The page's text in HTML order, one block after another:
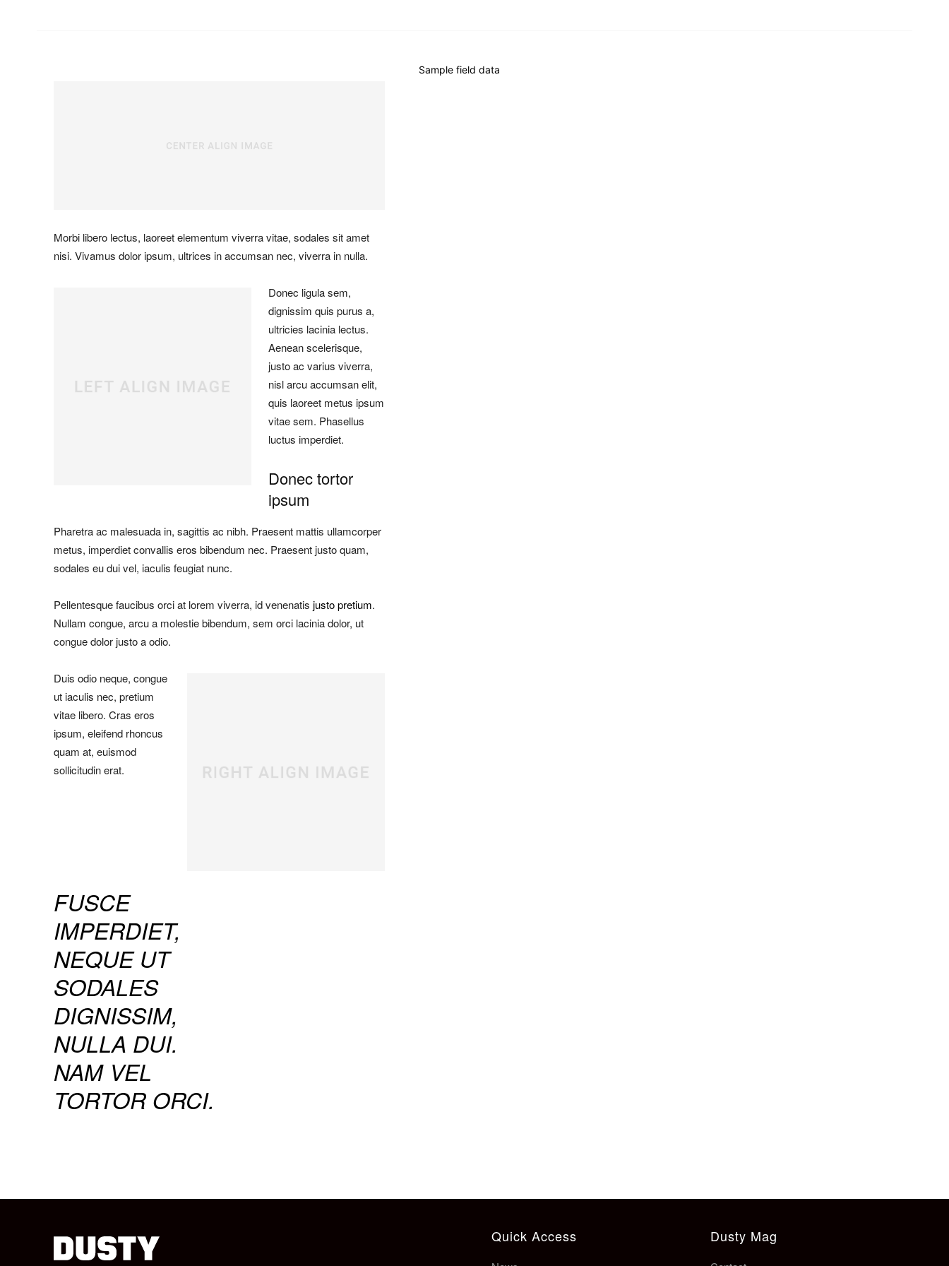
Morbi libero lectus, laoreet elementum viverra vitae, sodales sit amet
nisi. Vivamus dolor ipsum, ultrices in accumsan nec, viverra in nulla.
Donec ligula sem,
dignissim quis purus a,
ultricies lacinia lectus.
Aenean scelerisque,
justo ac varius viverra,
nisl arcu accumsan elit,
quis laoreet metus ipsum
vitae sem. Phasellus
luctus imperdiet.
Donec tortor
ipsum
Pharetra ac malesuada in, sagittis ac nibh. Praesent mattis ullamcorper
metus, imperdiet convallis eros bibendum nec. Praesent justo quam,
sodales eu dui vel, iaculis feugiat nunc.
Pellentesque faucibus orci at lorem viverra, id venenatis justo pretium.
Nullam congue, arcu a molestie bibendum, sem orci lacinia dolor, ut
congue dolor justo a odio.
Duis odio neque, congue
ut iaculis nec, pretium
vitae libero. Cras eros
ipsum, eleifend rhoncus
quam at, euismod
sollicitudin erat.
FUSCE
IMPERDIET,
NEQUE UT
SODALES
DIGNISSIM,
NULLA DUI.
NAM VEL
TORTOR ORCI.
Sample field data
Quick Access Dusty Mag